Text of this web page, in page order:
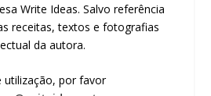
Write Ideas. Salvo referência
receitas, textos e fotografias
da autora.
utilização, por favor